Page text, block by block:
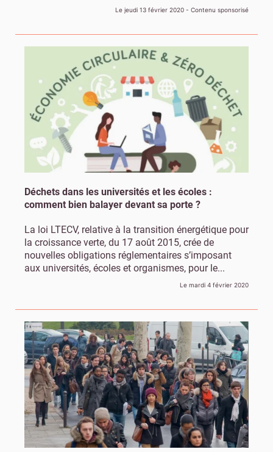
Le jeudi 13 février 2020 - Contenu sponsorisé
Déchets dans les universités et les écoles :
comment bien balayer devant sa porte ?
La loi LTECV, relative à la transition énergétique pour
la croissance verte, du 17 août 2015, crée de
nouvelles obligations réglementaires s’imposant
aux universités, écoles et organismes, pour le...
Le mardi 4 février 2020